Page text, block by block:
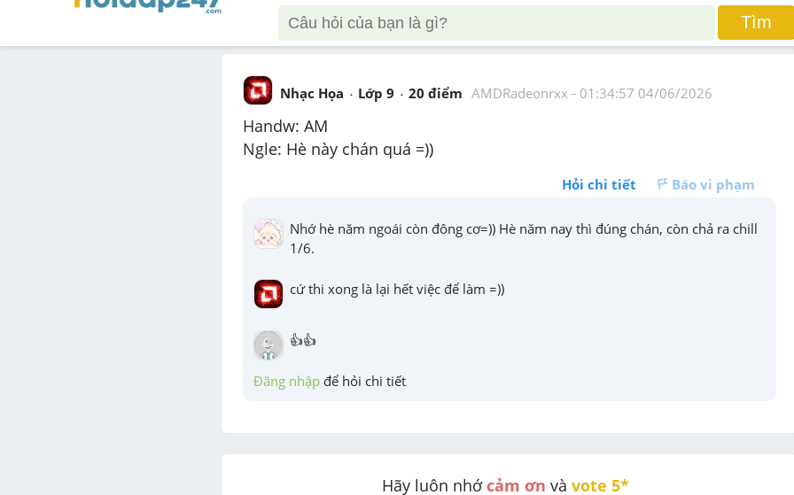
Tìm
Nhạc Họa Lớp 9 20 điểm AMDRadeonrxx - 01:34:57 04/06/2026
Handw: AM
Ngle: Hè này chán quá =))
Hỏi chi tiết Báo vi phạm
Nhớ hè năm ngoái còn đông cơ=)) Hè năm nay thì đúng chán, còn chả ra chill
1/6.
cứ thi xong là lại hết việc để làm =))
👍👍
Đăng nhập để hỏi chi tiết
Hãy luôn nhớ cảm ơn và vote 5*